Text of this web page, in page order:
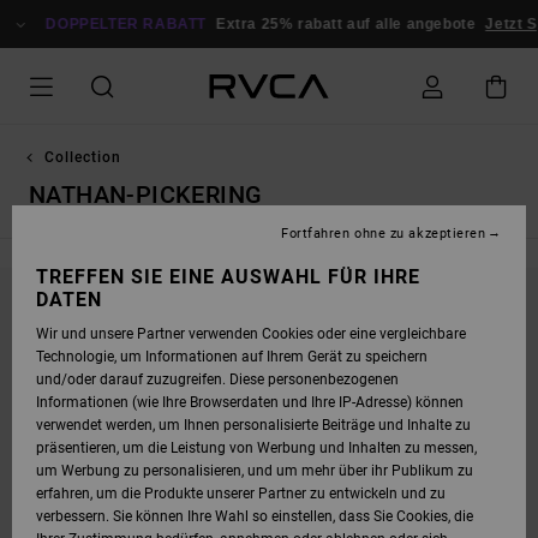
ZUR
DOPPELTER RABATT Extra 25% rabatt auf alle angebote Jetzt
Collection
NATHAN-PICKERING
BLEIB DABEI, DIE PRODUKTE SIND BALD
WIEDER DA
UPS, WIR KONNTEN KEINE ERGEBNISSE FÜR
DEINE SUCHE FINDEN.
KEIN PROBLEM! VERSUCHE ES MIT ANDEREN BEGRIFFEN ODER STÖBERE
IN UNSEREN KATEGORIEN, UM ZU FINDEN, WAS DU SUCHST.
TREFFEN SIE EINE AUSWAHL FÜR IHRE
DATEN
Wir und unsere Partner verwenden Cookies oder eine vergleichbare
Technologie, um Informationen auf Ihrem Gerät zu speichern
und/oder darauf zuzugreifen. Diese personenbezogenen
Informationen (wie Ihre Browserdaten und Ihre IP-Adresse) können
verwendet werden, um Ihnen personalisierte Beiträge und Inhalte zu
präsentieren, um die Leistung von Werbung und Inhalten zu messen,
um Werbung zu personalisieren, und um mehr über ihr Publikum zu
erfahren, um die Produkte unserer Partner zu entwickeln und zu
verbessern. Sie können Ihre Wahl so einstellen, dass Sie Cookies, die
Fortfahren ohne zu akzeptieren